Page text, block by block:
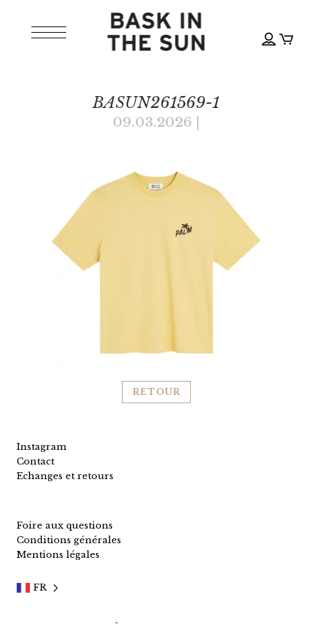
BASUN261569-1
09.03.2026
RETOUR
Instagram
Contact
Echanges et retours
Foire aux questions
Conditions générales
Mentions légales
FR